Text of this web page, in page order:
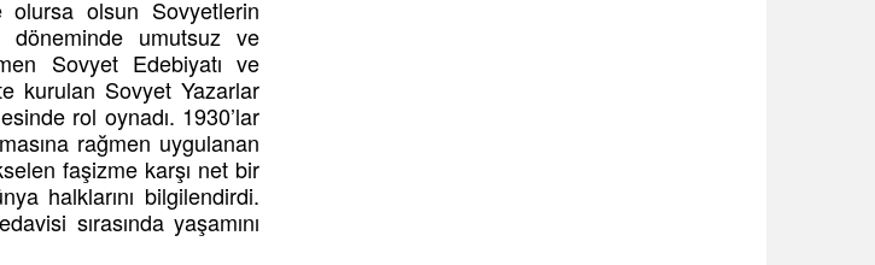
olsun Sovyetlerin
döneminde umutsuz ve
Sovyet Edebiyatı ve
kurulan Sovyet Yazarlar
rol oynadı. 1930’lar
rağmen uygulanan
faşizme karşı net bir
halklarını bilgilendirdi.
sırasında yaşamını